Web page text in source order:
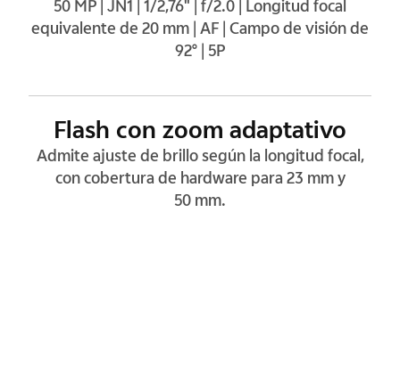
Flash con zoom adaptativo
Admite ajuste de brillo según la longitud focal,
con cobertura de hardware para 23 mm y
50 mm.
50 MP | JN1 | 1/2,76" | f/2.0 | Longitud focal
equivalente de 20 mm | AF | Campo de visión de
92° | 5P